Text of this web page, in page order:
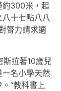
約300米，起
十七點八八
膂力請求適
斯拉著10歲兒
名小學天然
“教科書上